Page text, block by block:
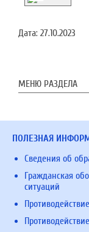
Дата: 27.10.2023
МЕНЮ РАЗДЕЛА
ПОЛЕЗНАЯ
Сведения об
Гражданская
ситуаций